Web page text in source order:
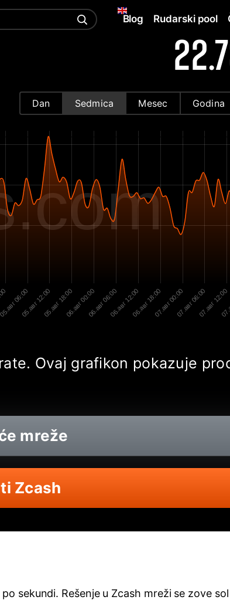
Blog Rudarski pool
Dan Sedmica Mesec Godina
06:0005.авг 12:0005.авг 18:0006.авг 00:0006.авг 06:0006.авг 12:0006.авг 18:0007.авг 00:0007.авг 06:0007.авг 12:00
Ovaj grafikon pokazuje
mreže
Zcash
sekundi. Rešenje u Zcash mreži se zove